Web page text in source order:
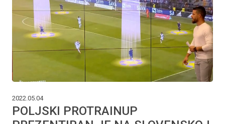
2022.05.04
POLJSKI PROTRAINUP